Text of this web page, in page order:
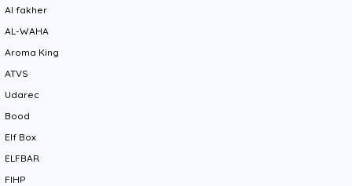
Al fakher
AL-WAHA
Aroma King
ATVS
Udarec
Bood
Elf Box
ELFBAR
FIHP